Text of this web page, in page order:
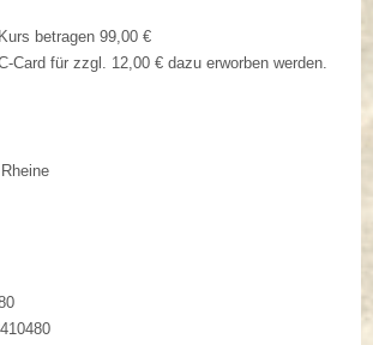
betragen 99,00 €
Card für zzgl. 12,00 € dazu erworben werden.